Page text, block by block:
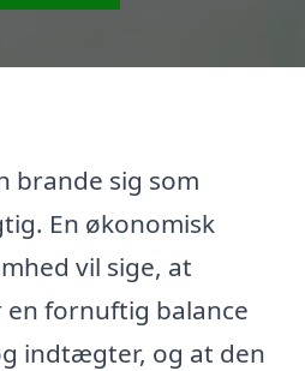
brande sig som
En økonomisk
vil sige, at
fornuftig balance
indtægter, og at den